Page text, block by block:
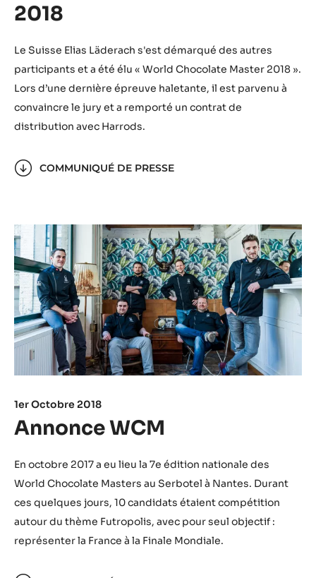
2018
Le Suisse Elias Läderach s'est démarqué des autres
participants et a été élu « World Chocolate Master 2018 ».
Lors d’une dernière épreuve haletante, il est parvenu à
convaincre le jury et a remporté un contrat de
distribution avec Harrods.
COMMUNIQUÉ DE PRESSE
1er Octobre 2018
Annonce WCM
En octobre 2017 a eu lieu la 7e édition nationale des
World Chocolate Masters au Serbotel à Nantes. Durant
ces quelques jours, 10 candidats étaient compétition
autour du thème Futropolis, avec pour seul objectif :
représenter la France à la Finale Mondiale.